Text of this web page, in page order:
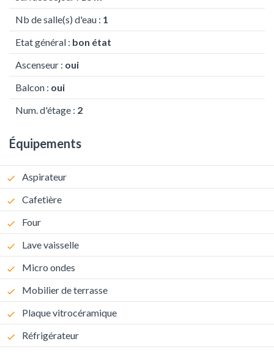
Nb de salle(s) d'eau : 1
Etat général : bon état
Ascenseur : oui
Balcon : oui
Num. d'étage : 2
Équipements
Aspirateur
Cafetière
Four
Lave vaisselle
Micro ondes
Mobilier de terrasse
Plaque vitrocéramique
Réfrigérateur